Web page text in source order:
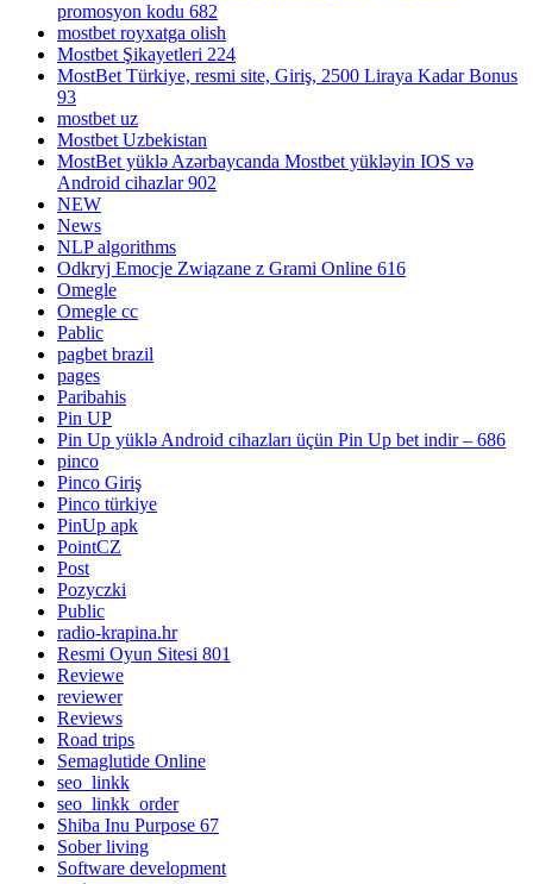
promosyon kodu 682
mostbet royxatga olish
Mostbet Şikayetleri 224
MostBet Türkiye, resmi site, Giriş, 2500 Liraya Kadar Bonus
93
mostbet uz
Mostbet Uzbekistan
MostBet yüklə Azərbaycanda Mostbet yükləyin IOS və
Android cihazlar 902
NEW
News
NLP algorithms
Odkryj Emocje Związane z Grami Online 616
Omegle
Omegle cc
Pablic
pagbet brazil
pages
Paribahis
Pin UP
Pin Up yüklə Android cihazları üçün Pin Up bet indir – 686
pinco
Pinco Giriş
Pinco türkiye
PinUp apk
PointCZ
Post
Pozyczki
Public
radio-krapina.hr
Resmi Oyun Sitesi 801
Reviewe
reviewer
Reviews
Road trips
Semaglutide Online
seo_linkk
seo_linkk_order
Shiba Inu Purpose 67
Sober living
Software development